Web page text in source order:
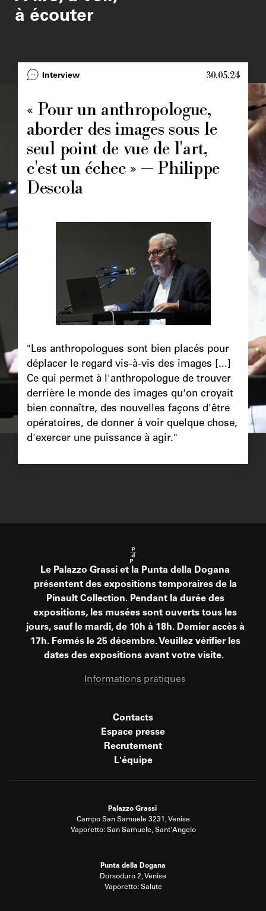
à écouter
TypeInterview 30.05.24
« Pour un anthropologue,
aborder des images sous le
seul point de vue de l'art,
c'est un échec » — Philippe
Descola
"Les anthropologues sont bien placés pour
déplacer le regard vis-à-vis des images [...]
Ce qui permet à l'anthropologue de trouver
derrière le monde des images qu'on croyait
bien connaître, des nouvelles façons d'être
opératoires, de donner à voir quelque chose,
d'exercer une puissance à agir."
Le Palazzo Grassi et la Punta della Dogana
présentent des expositions temporaires de la
Pinault Collection. Pendant la durée des
expositions, les musées sont ouverts tous les
jours, sauf le mardi, de 10h à 18h. Dernier accès à
17h. Fermés le 25 décembre. Veuillez vérifier les
dates des expositions avant votre visite.
Informations pratiques
Contacts
Espace presse
Recrutement
L'équipe
Palazzo Grassi
Campo San Samuele 3231, Venise
Vaporetto: San Samuele, Sant'Angelo
Punta della Dogana
Dorsoduro 2, Venise
Vaporetto: Salute